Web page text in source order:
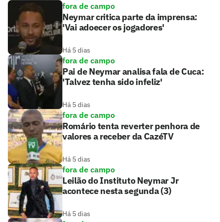
fora de campo
Neymar critica parte da imprensa:
'Vai adoecer os jogadores'
Há 5 dias
fora de campo
Pai de Neymar analisa fala de Cuca:
'Talvez tenha sido infeliz'
Há 5 dias
fora de campo
Romário tenta reverter penhora de
valores a receber da CazéTV
Há 5 dias
fora de campo
Leilão do Instituto Neymar Jr
acontece nesta segunda (3)
Há 5 dias